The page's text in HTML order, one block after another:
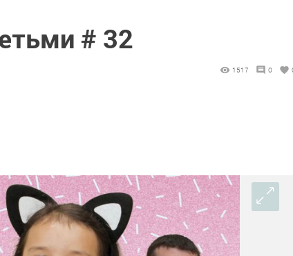
# 32
1517 0